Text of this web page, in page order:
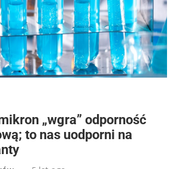
„wgra” odporność
to nas uodporni na